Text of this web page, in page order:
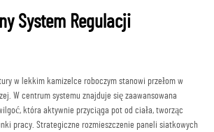
System Regulacji
w lekkim kamizelce roboczym stanowi przełom w
W centrum systemu znajduje się zaawansowana
która aktywnie przyciąga pot od ciała, tworząc
pracy. Strategiczne rozmieszczenie paneli siatkowych